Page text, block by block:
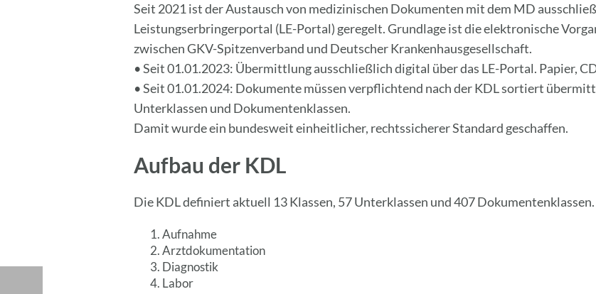
Seit 2021 ist der Austausch von medizinischen Dokumenten mit dem MD
Leistungserbringerportal (LE-Portal) geregelt. Grundlage ist die elektronische
zwischen GKV-Spitzenverband und Deutscher Krankenhausgesellschaft.
• Seit 01.01.2023: Übermittlung ausschließlich digital über das LE-Portal. Papier,
• Seit 01.01.2024: Dokumente müssen verpflichtend nach der KDL sortiert
Unterklassen und Dokumentenklassen.
Damit wurde ein bundesweit einheitlicher, rechtssicherer Standard geschaffen.
Aufbau der KDL
Die KDL definiert aktuell 13 Klassen, 57 Unterklassen und 407
Aufnahme
Arztdokumentation
Diagnostik
Labor